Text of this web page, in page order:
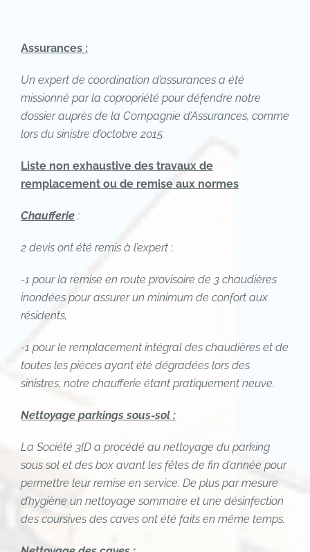
Assurances :
Un expert de coordination d’assurances a été
missionné par la copropriété pour défendre notre
dossier auprès de la Compagnie d’Assurances, comme
lors du sinistre d’octobre 2015.
Liste non exhaustive des travaux de
remplacement ou de remise aux normes
Chaufferie :
2 devis ont été remis à l’expert :
-1 pour la remise en route provisoire de 3 chaudières
inondées pour assurer un minimum de confort aux
résidents,
-1 pour le remplacement intégral des chaudières et de
toutes les pièces ayant été dégradées lors des
sinistres, notre chaufferie étant pratiquement neuve.
Nettoyage parkings sous-sol :
La Société 3ID a procédé au nettoyage du parking
sous sol et des box avant les fêtes de fin d’année pour
permettre leur remise en service. De plus par mesure
d’hygiène un nettoyage sommaire et une désinfection
des coursives des caves ont été faits en même temps.